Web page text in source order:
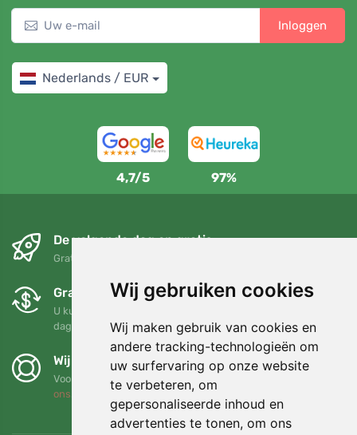
Wij gebruiken cookies
Wij maken gebruik van cookies en
andere tracking-technologieën om
uw surfervaring op onze website
te verbeteren, om
gepersonaliseerde inhoud en
advertenties te tonen, om ons
Inloggen
Nederlands / EUR
4,7/5 97%
De volgende dag en gratis
Gratis verzending voor bestellingen boven 95 EUR
Gratis ruilen en retourneren
U kunt uw bestelling op elk gewenst moment binnen 90
dagen retourneren of ruilen
Wij steunen Trees.org
Voor elke bestelling planten we een boom! Lees meer
ons